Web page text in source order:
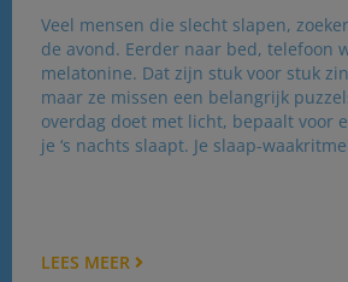
Veel mensen die slecht slapen,
de avond. Eerder naar bed, telefoon
melatonine. Dat zijn stuk voor stuk
maar ze missen een belangrijk
overdag doet met licht, bepaalt voor
je ‘s nachts slaapt. Je slaap-
LEES MEER